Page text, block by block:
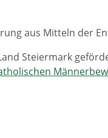
aus Mitteln der
Steiermark